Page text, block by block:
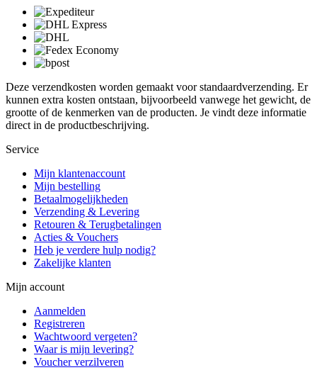
Deze verzendkosten worden gemaakt voor standaardverzending. Er
kunnen extra kosten ontstaan, bijvoorbeeld vanwege het gewicht, de
grootte of de kenmerken van de producten. Je vindt deze informatie
direct in de productbeschrijving.
Service
Mijn klantenaccount
Mijn bestelling
Betaalmogelijkheden
Verzending & Levering
Retouren & Terugbetalingen
Acties & Vouchers
Heb je verdere hulp nodig?
Zakelijke klanten
Mijn account
Aanmelden
Registreren
Wachtwoord vergeten?
Waar is mijn levering?
Voucher verzilveren